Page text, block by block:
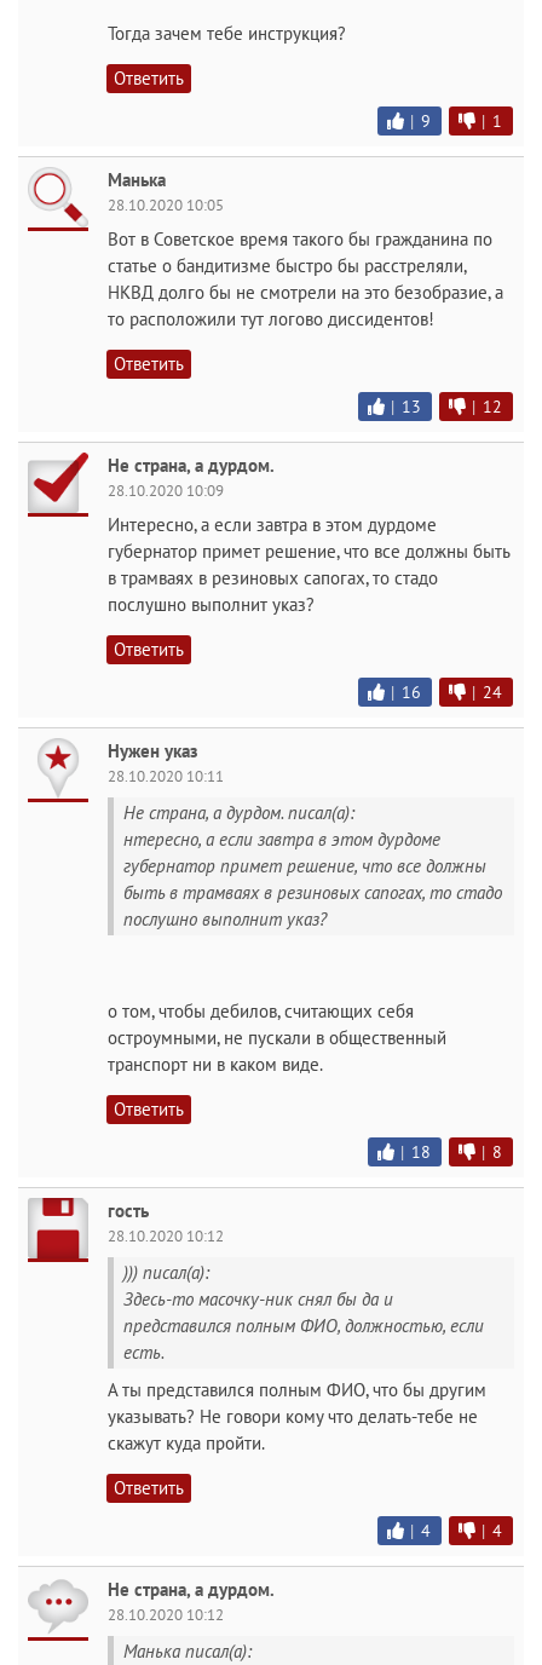
Тогда зачем тебе инструкция?
Ответить
| 9 | 1
Манька
28.10.2020 10:05
Вот в Советское время такого бы гражданина по
статье о бандитизме быстро бы расстреляли,
НКВД долго бы не смотрели на это безобразие, а
то расположили тут логово диссидентов!
Ответить
| 13 | 12
Не страна, а дурдом.
28.10.2020 10:09
Интересно, а если завтра в этом дурдоме
губернатор примет решение, что все должны быть
в трамваях в резиновых сапогах, то стадо
послушно выполнит указ?
Ответить
| 16 | 24
Нужен указ
28.10.2020 10:11
Не страна, а дурдом. писал(а):
нтересно, а если завтра в этом дурдоме
губернатор примет решение, что все должны
быть в трамваях в резиновых сапогах, то стадо
послушно выполнит указ?
о том, чтобы дебилов, считающих себя
остроумными, не пускали в общественный
транспорт ни в каком виде.
Ответить
| 18 | 8
гость
28.10.2020 10:12
))) писал(а):
Здесь-то масочку-ник снял бы да и
представился полным ФИО, должностью, если
есть.
А ты представился полным ФИО, что бы другим
указывать? Не говори кому что делать-тебе не
скажут куда пройти.
Ответить
| 4 | 4
Не страна, а дурдом.
28.10.2020 10:12
Манька писал(а):